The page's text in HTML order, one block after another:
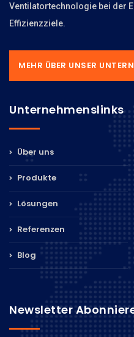
Ventilatortechnologie bei der
Effizienzziele.
MEHR ÜBER UNSER
Unternehmenslinks
Über uns
Produkte
Lösungen
Referenzen
Blog
Newsletter